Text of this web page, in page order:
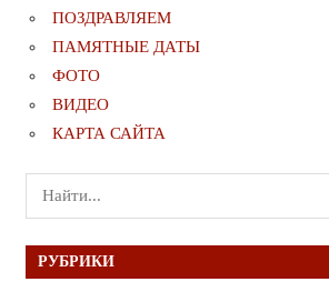
ПОЗДРАВЛЯЕМ
ПАМЯТНЫЕ ДАТЫ
ФОТО
ВИДЕО
КАРТА САЙТА
Поиск
для:
РУБРИКИ